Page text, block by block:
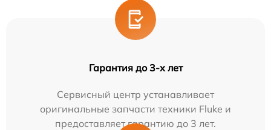
Гарантия до 3-х лет
Сервисный центр устанавливает
оригинальные запчасти техники Fluke и
предоставляет гарантию до 3 лет.